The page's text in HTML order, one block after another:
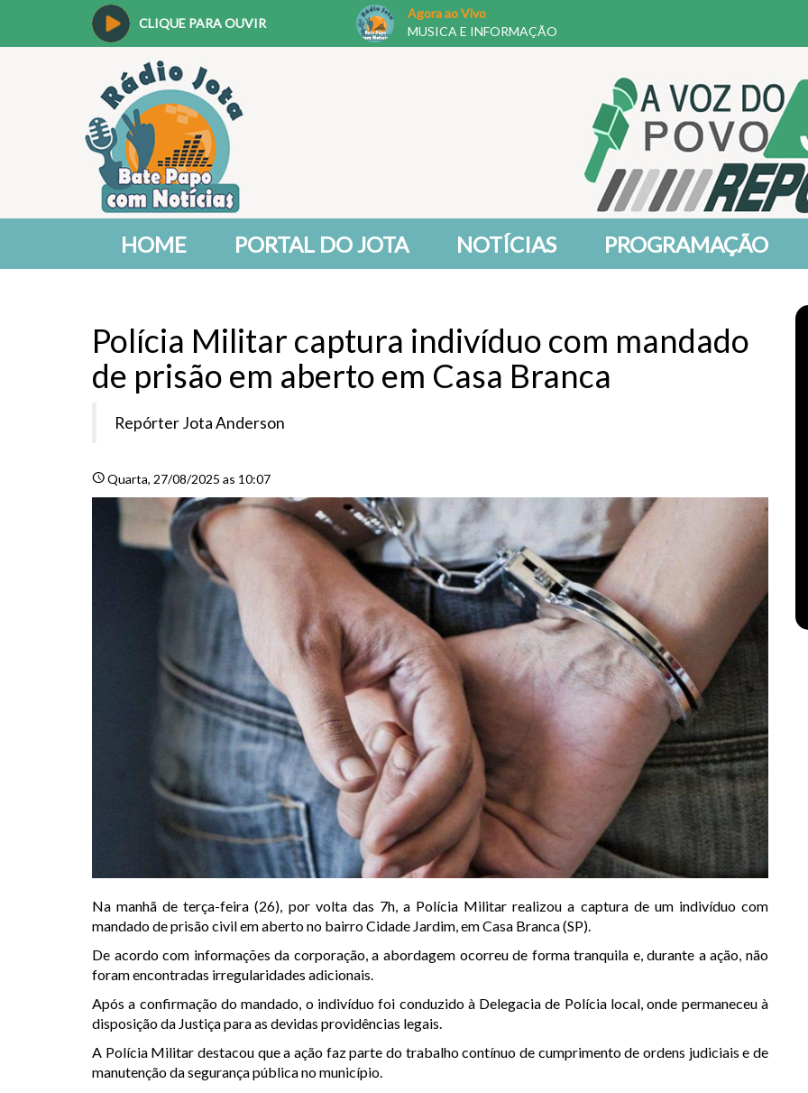
CLIQUE PARA OUVIR
Agora ao Vivo
MUSICA E INFORMAÇÃO
HOME PORTAL DO JOTA NOTÍCIAS PROGRAMAÇÃO
Polícia Militar captura indivíduo com mandado
de prisão em aberto em Casa Branca
Repórter Jota Anderson
scheduleQuarta, 27/08/2025 as 10:07
Na manhã de terça-feira (26), por volta das 7h, a Polícia Militar realizou a captura de um indivíduo com
mandado de prisão civil em aberto no bairro Cidade Jardim, em Casa Branca (SP).
De acordo com informações da corporação, a abordagem ocorreu de forma tranquila e, durante a ação, não
foram encontradas irregularidades adicionais.
Após a confirmação do mandado, o indivíduo foi conduzido à Delegacia de Polícia local, onde permaneceu à
disposição da Justiça para as devidas providências legais.
A Polícia Militar destacou que a ação faz parte do trabalho contínuo de cumprimento de ordens judiciais e de
manutenção da segurança pública no município.